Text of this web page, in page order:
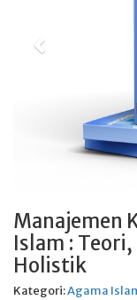
Manajemen
Islam :
Holistik
Kategori:Agama